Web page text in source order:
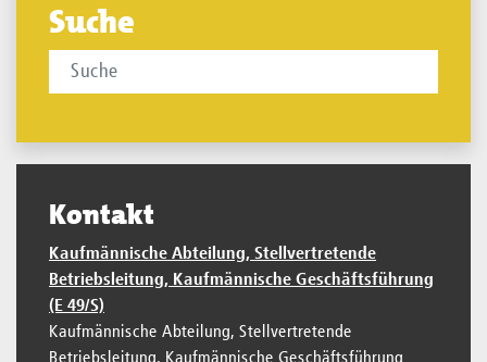
Suche
Kontakt
Kaufmännische Abteilung, Stellvertretende
Betriebsleitung, Kaufmännische Geschäftsführung
(E 49/S)
Kaufmännische Abteilung, Stellvertretende